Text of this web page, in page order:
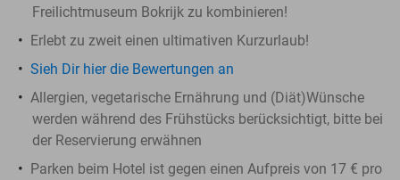
Freilichtmuseum Bokrijk zu kombinieren!
Erlebt zu zweit einen ultimativen Kurzurlaub!
Sieh Dir hier die Bewertungen an
Allergien, vegetarische Ernährung und (Diät)Wünsche
werden während des Frühstücks berücksichtigt, bitte bei
der Reservierung erwähnen
Parken beim Hotel ist gegen einen Aufpreis von 17 € pro